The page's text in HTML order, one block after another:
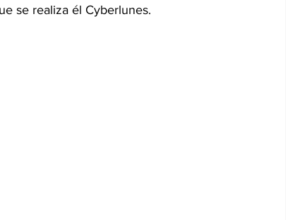
se realiza él Cyberlunes.